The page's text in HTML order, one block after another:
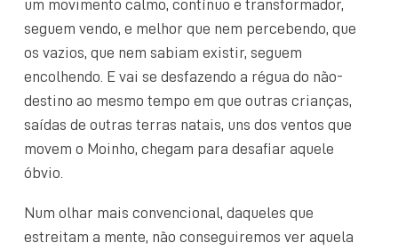
um movimento calmo, contínuo e transformador,
seguem vendo, e melhor que nem percebendo, que
os vazios, que nem sabiam existir, seguem
encolhendo. E vai se desfazendo a régua do não-
destino ao mesmo tempo em que outras crianças,
saídas de outras terras natais, uns dos ventos que
movem o Moinho, chegam para desafiar aquele
óbvio.
Num olhar mais convencional, daqueles que
estreitam a mente, não conseguiremos ver aquela